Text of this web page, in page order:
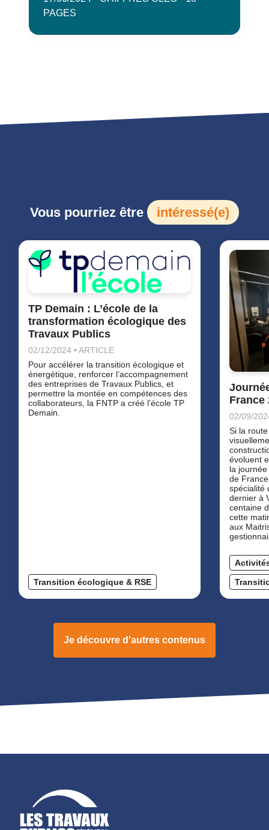
PAGES
Vous pourriez être intéressé(e)
TP Demain : L’école de la
transformation écologique des
Travaux Publics
02/12/2024 • ARTICLE
Pour accélérer la transition écologique et
énergétique, renforcer l’accompagnement
des entreprises de Travaux Publics, et
permettre la montée en compétences des
collaborateurs, la FNTP a créé l’école TP
Demain.
Transition écologique & RSE
France
02/09/
Si la
évoluent
la
de
spécialité
dernier à
centaine
cette
aux
Je découvre d'autres contenus